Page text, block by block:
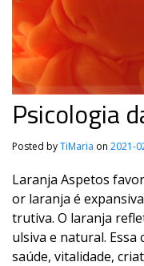
Psicologia
Posted byTiMaria on 2021-
Laranja Aspetos
or laranja é
trutiva. O laranja
ulsiva e natural. Essa
saúde, vitalidade,